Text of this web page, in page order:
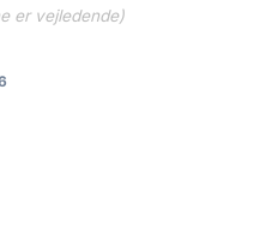
er vejledende)